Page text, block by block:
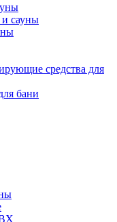
сауны
средства для
бани